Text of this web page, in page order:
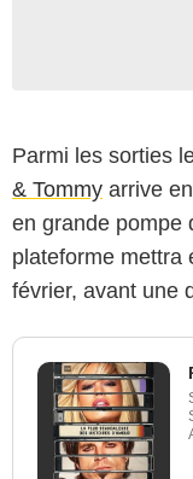
Parmi les sorties
& Tommy arrive
en grande pompe
plateforme mettra
février, avant une